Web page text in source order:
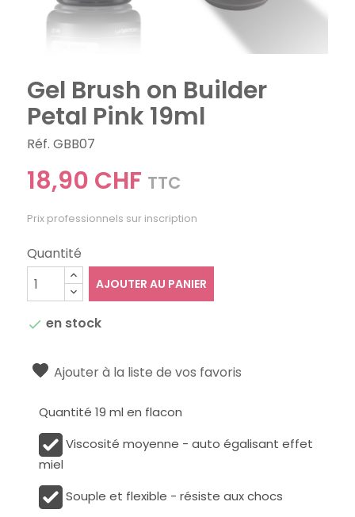
Gel Brush on Builder
Petal Pink 19ml
Réf. GBB07
18,90 CHF TTC
Prix professionnels sur inscription
Quantité
AJOUTER AU PANIER
 en stock
Ajouter à la liste de vos favoris
Quantité 19 ml en flacon
Viscosité moyenne - auto égalisant effet
miel
Souple et flexible - résiste aux chocs